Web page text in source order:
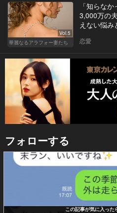
Vol.5
華麗なるアラフォー妻たち
「知らな
3,000万の
えない悩み
恋愛
フォローする
この記事が気に入った